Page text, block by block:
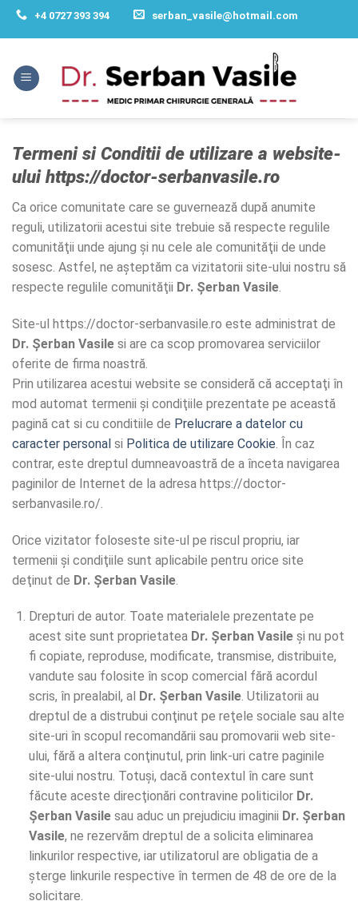
Skip
+4 0727 393 394 serban_vasile@hotmail.com
Termeni si Conditii de utilizare a website-
ului https://doctor-serbanvasile.ro
Ca orice comunitate care se guvernează după anumite
reguli, utilizatorii acestui site trebuie să respecte regulile
comunităţii unde ajung şi nu cele ale comunităţii de unde
sosesc. Astfel, ne aşteptăm ca vizitatorii site-ului nostru să
respecte regulile comunităţii Dr. Șerban Vasile.
Site-ul https://doctor-serbanvasile.ro este administrat de
Dr. Șerban Vasile si are ca scop promovarea serviciilor
oferite de firma noastră.
Prin utilizarea acestui website se consideră că acceptaţi în
mod automat termenii şi condiţiile prezentate pe această
pagină cat si cu conditiile de Prelucrare a datelor cu
caracter personal si Politica de utilizare Cookie . În caz
contrar, este dreptul dumneavoastră de a înceta navigarea
paginilor de Internet de la adresa https://doctor-
serbanvasile.ro/.
Orice vizitator foloseste site-ul pe riscul propriu, iar
termenii şi condiţiile sunt aplicabile pentru orice site
deţinut de Dr. Șerban Vasile
Drepturi de autor. Toate materialele prezentate pe
acest site sunt proprietatea Dr. Șerban Vasileşi nu pot
fi copiate, reproduse, modificate, transmise, distribuite,
vandute sau folosite în scop comercial fără acordul
scris, în prealabil, al Dr. Șerban Vasile. Utilizatorii au
dreptul de a distrubui conţinut pe reţele sociale sau alte
site-uri în scopul recomandării sau promovarii web site-
ului, fără a altera conţinutul, prin link-uri catre paginile
site-ului nostru. Totuşi, dacă contextul în care sunt
făcute aceste direcţionări contravine politicilor Dr.
Șerban Vasilesau aduc un prejudiciu imaginii Dr. Șerban
Vasile, ne rezervăm dreptul de a solicita eliminarea
linkurilor respective, iar utilizatorul are obligatia de a
şterge linkurile respective în termen de 48 de ore de la
solicitare.